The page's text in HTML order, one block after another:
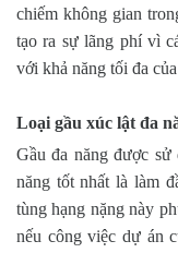
chiếm không gian
tạo ra sự lãng phí vì
với khả năng tối đa
Loại gầu xúc lật đa
Gầu đa năng được
năng tốt nhất là làm
tùng hạng nặng này
nếu công việc dự án